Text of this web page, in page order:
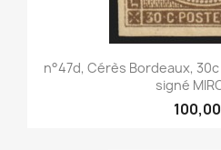
n°47d, Cérès Bordeaux,
signé